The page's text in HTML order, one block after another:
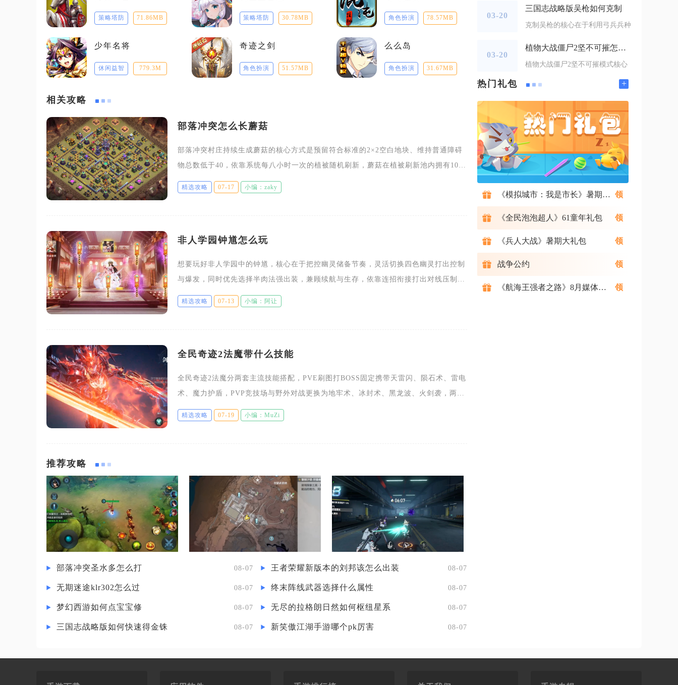
策略塔防 71.86MB 策略塔防 30.78MB 角色扮演 78.57MB
少年名将
休闲益智 779.3M
奇迹之剑
角色扮演 51.57MB
么么岛
角色扮演 31.67MB
相关攻略
部落冲突怎么长蘑菇
部落冲突村庄持续生成蘑菇的核心方式是预留符合标准的2×2空白地块、维持普通障碍
物总数低于40，依靠系统每八小时一次的植被随机刷新，蘑菇在植被刷新池内拥有10%
固定刷新权重，满足两项基础条件就能稳定长出蘑菇。想要稳定产出蘑菇，首要调整村
庄布局
精选攻略 07-17 小编：zaky
非人学园钟馗怎么玩
想要玩好非人学园中的钟馗，核心在于把控幽灵储备节奏，灵活切换四色幽灵打出控制
与爆发，同时优先选择半肉法强出装，兼顾续航与生存，依靠连招衔接打出对线压制与
团战输出。钟馗没有固定的技能循环，所有输出手段都依赖地图刷新的各色幽灵，每4
秒自动生成一
精选攻略 07-13 小编：阿让
全民奇迹2法魔带什么技能
全民奇迹2法魔分两套主流技能搭配，PVE刷图打BOSS固定携带天雷闪、陨石术、雷电
术、魔力护盾，PVP竞技场与野外对战更换为地牢术、冰封术、黑龙波、火剑袭，两套
搭配覆盖全部游戏战斗场景，兼顾输出、控制与生存，是当前适配所有养成阶段的最优
选择
精选攻略 07-19 小编：MuZi
推荐攻略
部落冲突圣水多怎么打 08-07 王者荣耀新版本的刘邦该怎么出装 08-07
无期迷途klr302怎么过 08-07 终末阵线武器选择什么属性 08-07
梦幻西游如何点宝宝修 08-07 无尽的拉格朗日然如何枢纽星系 08-07
三国志战略版如何快速得金铢 08-07 新笑傲江湖手游哪个pk厉害 08-07
03-20
三国志战略版吴枪如何克制
克制吴枪的核心在于利用弓兵兵种
03-20
植物大战僵尸2坚不可摧怎么过
植物大战僵尸2坚不可摧模式核心
热门礼包 +
《模拟城市：我是市长》暑期礼包
《全民泡泡超人》61童年礼包
《兵人大战》暑期大礼包
战争公约
《航海王强者之路》8月媒体礼包